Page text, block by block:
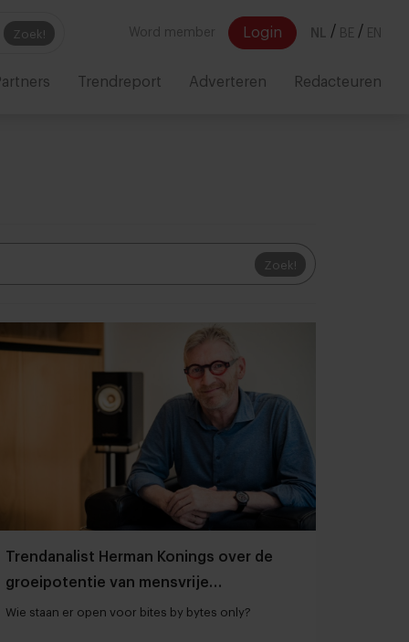
Zoek! Word member Login NL / BE / EN
Trendreport Adverteren Redacteuren
Zoek!
Trendanalist Herman Konings over de
groeipotentie van mensvrije
maaltijdbezorging
Wie staan er open voor bites by bytes only?